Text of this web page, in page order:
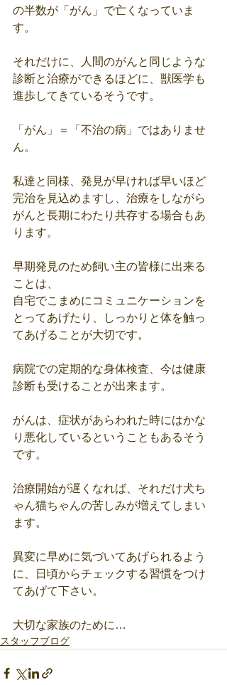
の半数が「がん」で亡くなっていま
す。
それだけに、人間のがんと同じような
診断と治療ができるほどに、獣医学も
進歩してきているそうです。
「がん」＝「不治の病」ではありませ
ん。
私達と同様、発見が早ければ早いほど
完治を見込めますし、治療をしながら
がんと長期にわたり共存する場合もあ
ります。
早期発見のため飼い主の皆様に出来る
ことは、
自宅でこまめにコミュニケーションを
とってあげたり、しっかりと体を触っ
てあげることが大切です。
病院での定期的な身体検査、今は健康
診断も受けることが出来ます。
がんは、症状があらわれた時にはかな
り悪化しているということもあるそう
です。
治療開始が遅くなれば、それだけ犬ち
ゃん猫ちゃんの苦しみが増えてしまい
ます。
異変に早めに気づいてあげられるよう
に、日頃からチェックする習慣をつけ
てあげて下さい。
大切な家族のために…
スタッフブログ